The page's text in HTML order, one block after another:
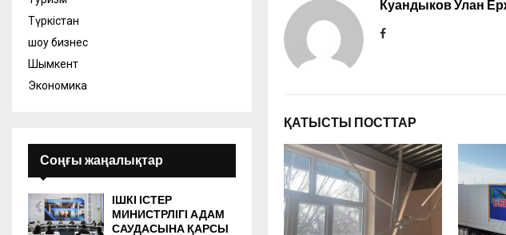
Куандыков Улан
ҚАТЫСТЫ ПОСТТАР
Түркістан
шоу бизнес
Шымкент
Экономика
Соңғы жаңалықтар
ІШКІ ІСТЕР
МИНИСТРЛІГІ АДАМ
САУДАСЫНА ҚАРСЫ